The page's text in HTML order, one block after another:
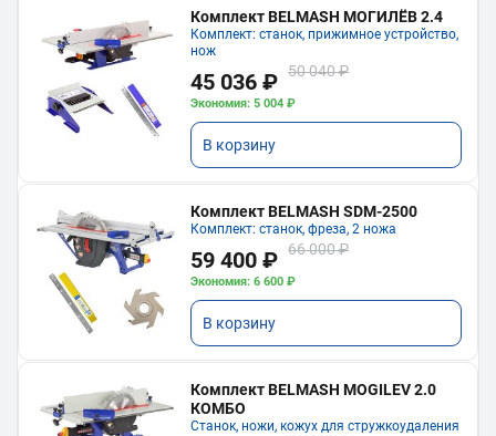
Комплект BELMASH МОГИЛЁВ 2.4
Комплект: станок, прижимное устройство,
нож
45 036 ₽ 50 040 ₽
Экономия: 5 004 ₽
В корзину
Комплект BELMASH SDM-2500
Комплект: станок, фреза, 2 ножа
59 400 ₽ 66 000 ₽
Экономия: 6 600 ₽
В корзину
Комплект BELMASH MOGILEV 2.0
КОМБО
Станок, ножи, кожух для стружкоудаления